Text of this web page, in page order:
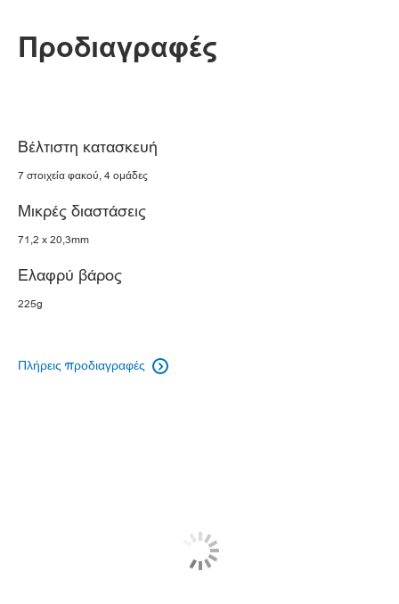
Προδιαγραφές
Βέλτιστη κατασκευή
7 στοιχεία φακού, 4 ομάδες
Μικρές διαστάσεις
71,2 x 20,3mm
Ελαφρύ βάρος
225g
Πλήρεις προδιαγραφές 